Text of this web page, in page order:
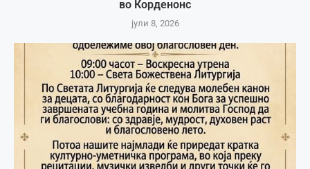
во Корденонс
јули 8, 2026